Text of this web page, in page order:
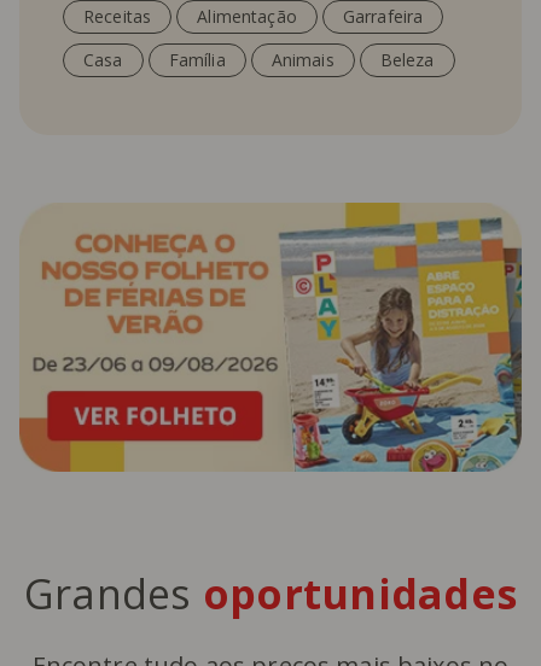
Receitas Alimentação
Garrafeira
Casa
Família Animais Beleza
Grandes oportunidades